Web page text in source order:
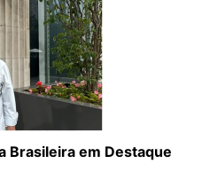
Brasileira em Destaque